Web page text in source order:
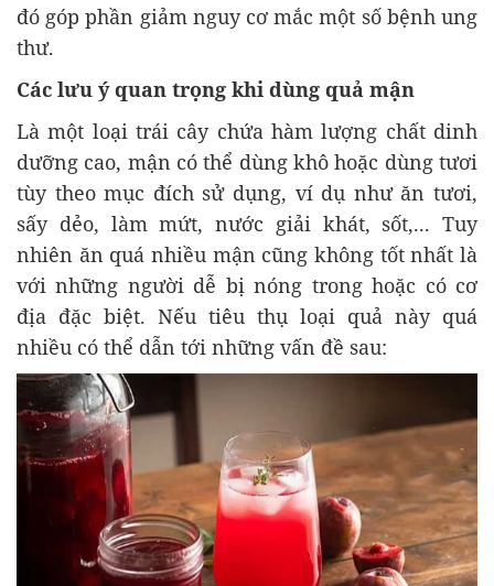
đó góp phần giảm nguy cơ mắc một số bệnh ung
thư.
Các lưu ý quan trọng khi dùng quả mận
Là một loại trái cây chứa hàm lượng chất dinh
dưỡng cao, mận có thể dùng khô hoặc dùng tươi
tùy theo mục đích sử dụng, ví dụ như ăn tươi,
sấy dẻo, làm mứt, nước giải khát, sốt,... Tuy
nhiên ăn quá nhiều mận cũng không tốt nhất là
với những người dễ bị nóng trong hoặc có cơ
địa đặc biệt. Nếu tiêu thụ loại quả này quá
nhiều có thể dẫn tới những vấn đề sau: